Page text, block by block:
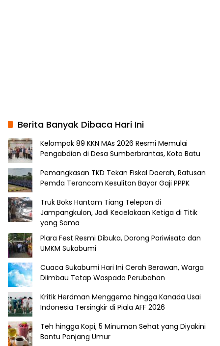
Berita Banyak Dibaca Hari Ini
Kelompok 89 KKN MAs 2026 Resmi Memulai
Pengabdian di Desa Sumberbrantas, Kota Batu
Pemangkasan TKD Tekan Fiskal Daerah, Ratusan
Pemda Terancam Kesulitan Bayar Gaji PPPK
Truk Boks Hantam Tiang Telepon di
Jampangkulon, Jadi Kecelakaan Ketiga di Titik
yang Sama
Plara Fest Resmi Dibuka, Dorong Pariwisata dan
UMKM Sukabumi
Cuaca Sukabumi Hari Ini Cerah Berawan, Warga
Diimbau Tetap Waspada Perubahan
Kritik Herdman Menggema hingga Kanada Usai
Indonesia Tersingkir di Piala AFF 2026
Teh hingga Kopi, 5 Minuman Sehat yang Diyakini
Bantu Panjang Umur